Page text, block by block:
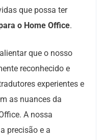
que possa ter
o Home Office.
que o nosso
reconhecido e
experientes e
as nuances da
A nossa
precisão e a